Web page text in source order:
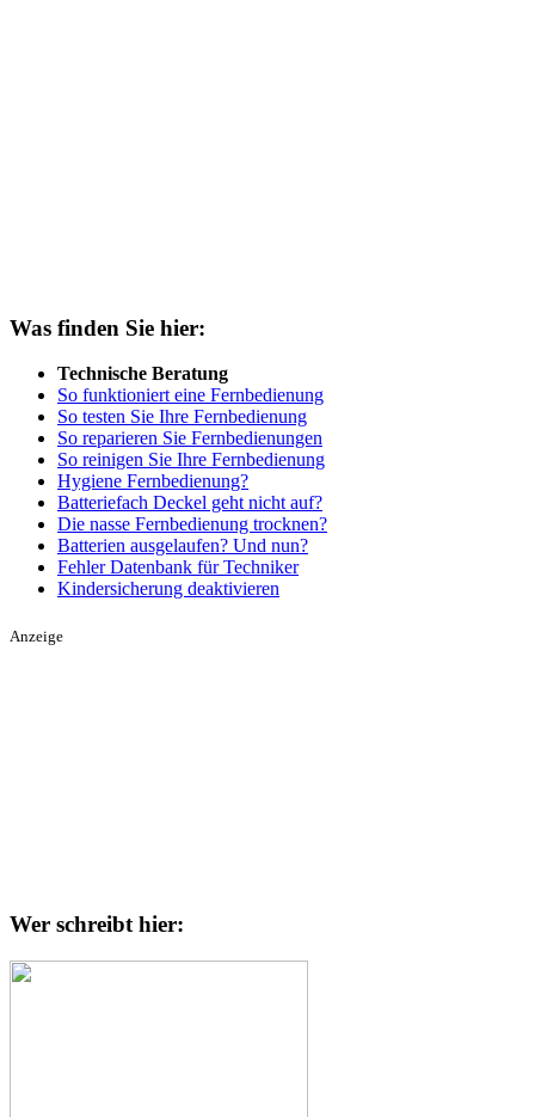
Was finden Sie hier:
Technische Beratung
So funktioniert eine Fernbedienung
So testen Sie Ihre Fernbedienung
So reparieren Sie Fernbedienungen
So reinigen Sie Ihre Fernbedienung
Hygiene Fernbedienung?
Batteriefach Deckel geht nicht auf?
Die nasse Fernbedienung trocknen?
Batterien ausgelaufen? Und nun?
Fehler Datenbank für Techniker
Kindersicherung deaktivieren
Anzeige
Wer schreibt hier: